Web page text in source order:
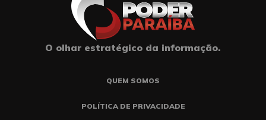
O olhar estratégico da informação.
QUEM SOMOS
POLÍTICA DE PRIVACIDADE